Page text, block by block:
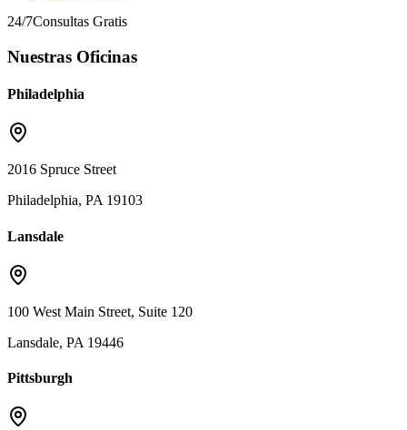
24/7Consultas Gratis
Nuestras Oficinas
Philadelphia
2016 Spruce Street
Philadelphia, PA 19103
Lansdale
100 West Main Street, Suite 120
Lansdale, PA 19446
Pittsburgh